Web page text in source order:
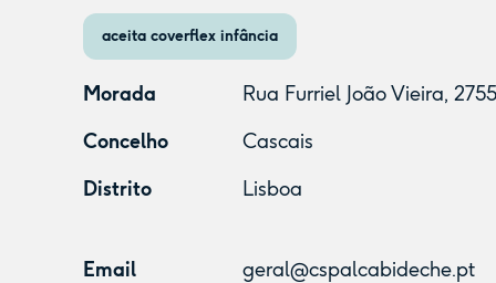
aceita coverflex infância
Morada
Rua Furriel João Vieira,
Concelho
Cascais
Distrito
Lisboa
Email
geral@cspalcabideche.pt